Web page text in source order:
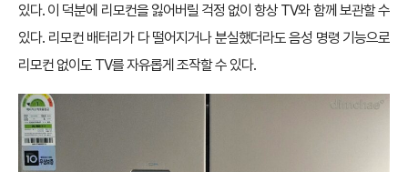
있다. 이 덕분에 리모컨을 잃어버릴 걱정 없이 항상 TV와 함께 보관할 수
있다. 리모컨 배터리가 다 떨어지거나 분실했더라도 음성 명령 기능으로
리모컨 없이도 TV를 자유롭게 조작할 수 있다.